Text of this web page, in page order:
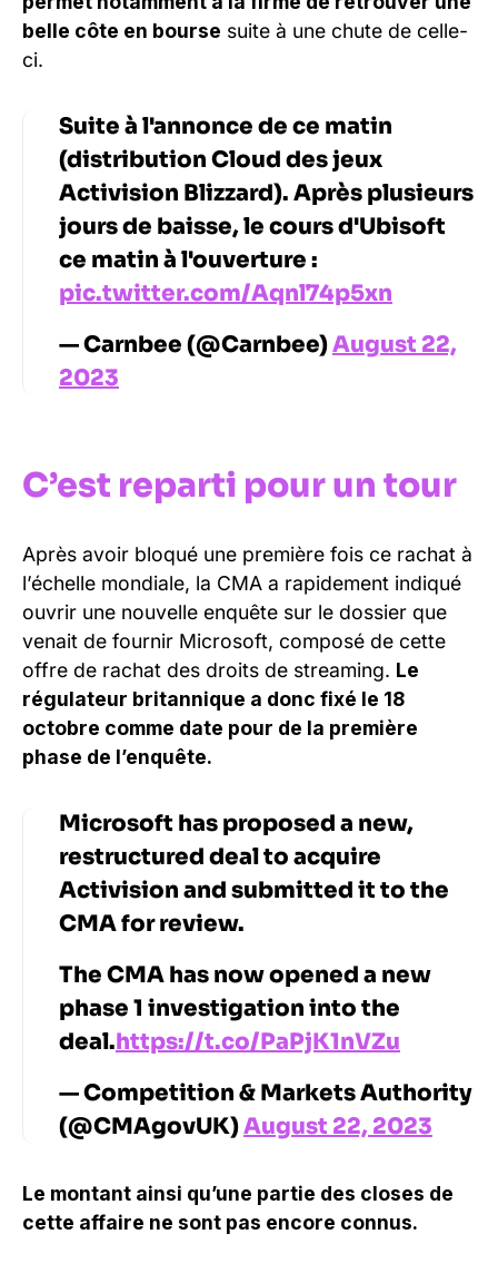
belle côte en bourse suite à une chute de celle-
ci.
Suite à l'annonce de ce matin
(distribution Cloud des jeux
Activision Blizzard). Après plusieurs
jours de baisse, le cours d'Ubisoft
ce matin à l'ouverture :
pic.twitter.com/Aqnl74p5xn
— Carnbee (@Carnbee)August 22,
2023
C’est reparti pour un tour
Après avoir bloqué une première fois ce rachat à
l’échelle mondiale, la CMA a rapidement indiqué
ouvrir une nouvelle enquête sur le dossier que
venait de fournir Microsoft, composé de cette
offre de rachat des droits de streaming. Le
régulateur britannique a donc fixé le 18
octobre comme date pour de la première
phase de l’enquête.
Microsoft has proposed a new,
restructured deal to acquire
Activision and submitted it to the
CMA for review.
The CMA has now opened a new
phase 1 investigation into the
deal.https://t.co/PaPjK1nVZu
— Competition & Markets Authority
(@CMAgovUK)August 22, 2023
Le montant ainsi qu’une partie des closes de
cette affaire ne sont pas encore connus.